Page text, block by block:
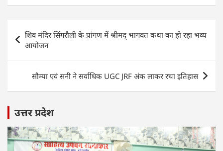
at
s
A
p
p
c
e
b
o
o
k
itt
er
k
e
dI
n
ai
l
ar
e
Post
navigation
शिव मंदिर सिंगरौली के प्रांगण में श्रीमद् भागवत कथा का हो रहा भव्य
आयोजन
सौम्या एवं सनी ने सर्वाधिक UGC JRF अंक लाकर रचा इतिहास
उत्तर प्रदेश